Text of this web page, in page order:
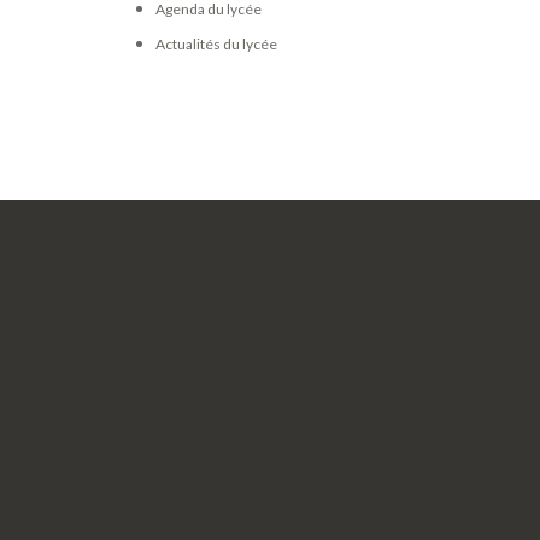
Agenda du lycée
Actualités du lycée